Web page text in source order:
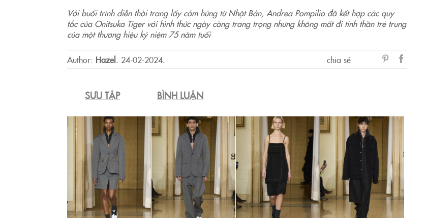
Với buổi trình diễn thời trang lấy cảm hứng từ Nhật Bản, Andrea Pompilio đã kết hợp các quy
tắc của Onitsuka Tiger với hình thức ngày càng trang trọng nhưng không mất đi tinh thần trẻ trung
của một thương hiệu kỷ niệm 75 năm tuổi
Author: Hazel. 24-02-2024.
chia sẻ
SƯU TẬP BÌNH LUẬN